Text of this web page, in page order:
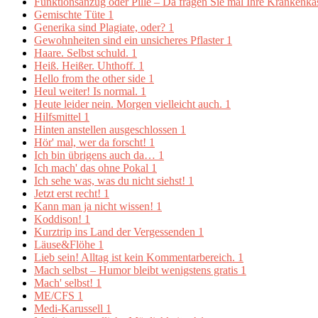
Gemischte Tüte 1
Generika sind Plagiate, oder? 1
Gewohnheiten sind ein unsicheres Pflaster 1
Haare. Selbst schuld. 1
Heiß. Heißer. Uhthoff. 1
Hello from the other side 1
Heul weiter! Is normal. 1
Heute leider nein. Morgen vielleicht auch. 1
Hilfsmittel 1
Hinten anstellen ausgeschlossen 1
Hör' mal, wer da forscht! 1
Ich bin übrigens auch da… 1
Ich mach' das ohne Pokal 1
Ich sehe was, was du nicht siehst! 1
Jetzt erst recht! 1
Kann man ja nicht wissen! 1
Koddison! 1
Kurztrip ins Land der Vergessenden 1
Läuse&Flöhe 1
Lieb sein! Alltag ist kein Kommentarbereich. 1
Mach selbst – Humor bleibt wenigstens gratis 1
Mach' selbst! 1
ME/CFS 1
Medi-Karussell 1